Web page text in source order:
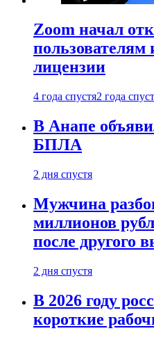
Zoom начал
лицензии
4 года спустя2 года
В Анапе
БПЛА
2 дня спустя
Мужчина
миллионов
после другого
2 дня спустя
В 2026 году
короткие